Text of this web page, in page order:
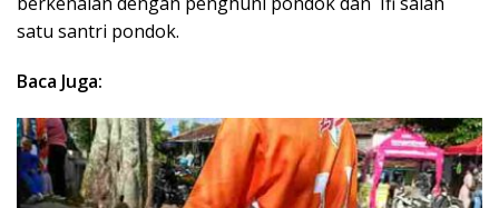
satu santri pondok.
Baca Juga: